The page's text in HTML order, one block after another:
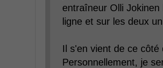
entraîneur Olli
ligne et sur les deux
Il s'en vient de ce
Personnellement, je